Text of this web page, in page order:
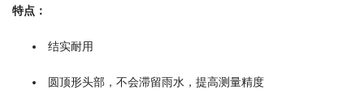
特点：
结实耐用
圆顶形头部，不会滞留雨水，提高测量精度